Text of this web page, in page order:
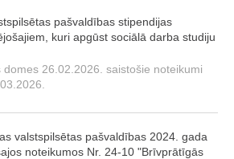
pašvaldības stipendijas
kuri apgūst sociālā darba studiju
domes 26.02.2026. saistošie noteikumi
valstspilsētas pašvaldības 2024. gada
noteikumos Nr. 24-10 "Brīvprātīgās